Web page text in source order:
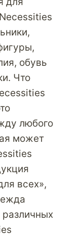
обувь
Что
любого
может
всех»,